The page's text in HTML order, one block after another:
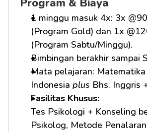
Program & Biaya
1 minggu masuk 4x: 3x
(Program Gold) dan 1x
(Program Sabtu/Minggu).
Bimbingan berakhir sampai
Mata pelajaran:
Indonesia plus Bhs. Inggris
Fasilitas Khusus:
Tes Psikologi + Konseling
Psikolog, Metode